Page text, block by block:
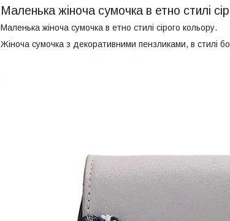
Маленька жіноча сумочка в етно стилі
Маленька жіноча сумочка в етно стилі сірого кольору.
Жіноча сумочка з декоративними пензликами, в стилі